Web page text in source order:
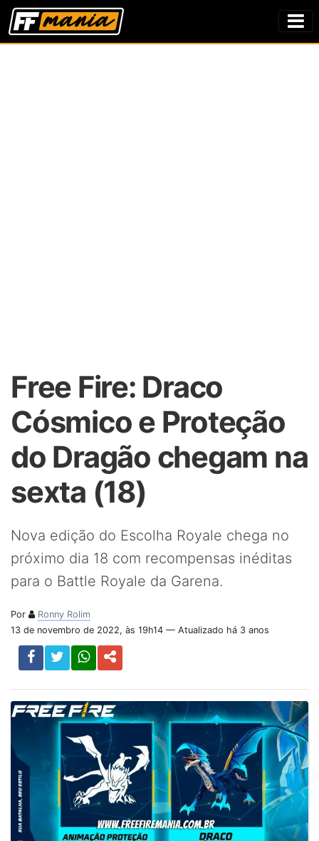
Free Fire: Draco
Cósmico e Proteção
do Dragão chegam na
sexta (18)
Nova edição do Escolha Royale chega no
próximo dia 18 com recompensas inéditas
para o Battle Royale da Garena.
Por
Ronny Rolim
13 de novembro de 2022, às 19h14 — Atualizado há 3 anos